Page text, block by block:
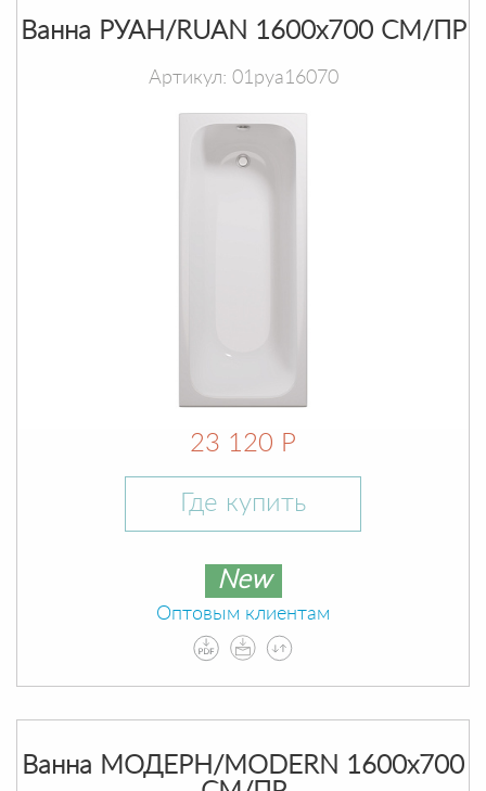
Ванна РУАН/RUAN 1600х700 СМ/ПР
Артикул: 01руа16070
23 120 Р
Где купить
New
Оптовым клиентам
Ванна МОДЕРН/MODERN 1600х700